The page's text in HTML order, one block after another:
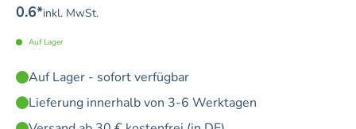
0.6*inkl. MwSt.
Auf Lager
Auf Lager - sofort verfügbar
Lieferung innerhalb von 3-6 Werktagen